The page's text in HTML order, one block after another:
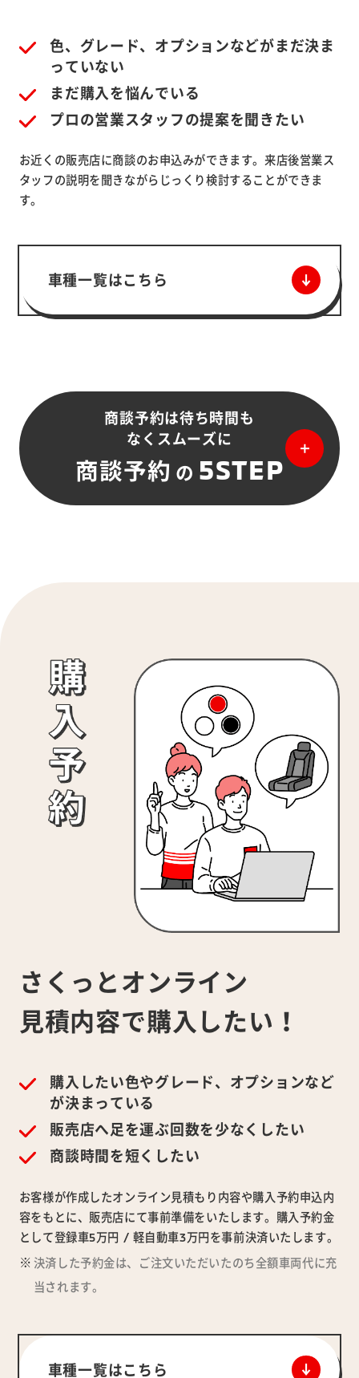
色、グレード、オプションなどがまだ決ま
っていない
まだ購入を悩んでいる
プロの営業スタッフの提案を聞きたい
お近くの販売店に商談のお申込みができます。来店後営業ス
タッフの説明を聞きながらじっくり検討することができま
す。
車種一覧はこちら
商談予約は待ち時間も
なくスムーズに
商談予約 の 5STEP
さくっとオンライン
見積内容で購入したい！
購入したい色やグレード、オプションなど
が決まっている
販売店へ足を運ぶ回数を少なくしたい
商談時間を短くしたい
お客様が作成したオンライン見積もり内容や購入予約申込内
容をもとに、販売店にて事前準備をいたします。購入予約金
として登録車5万円 / 軽自動車3万円を事前決済いたします。
決済した予約金は、ご注文いただいたのち全額車両代に充
当されます。
車種一覧はこちら